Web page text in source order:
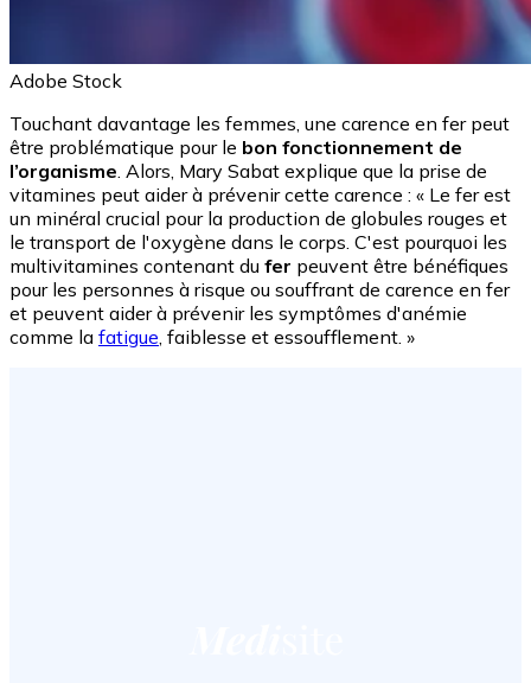
Adobe Stock
Touchant davantage les femmes, une carence en fer peut
être problématique pour le bon fonctionnement de
l’organisme . Alors, Mary Sabat explique que la prise de
vitamines peut aider à prévenir cette carence : « Le fer est
un minéral crucial pour la production de globules rouges et
le transport de l'oxygène dans le corps. C'est pourquoi les
multivitamines contenant du fer peuvent être bénéfiques
pour les personnes à risque ou souffrant de carence en fer
et peuvent aider à prévenir les symptômes d'anémie
comme la fatigue , faiblesse et essoufflement. »